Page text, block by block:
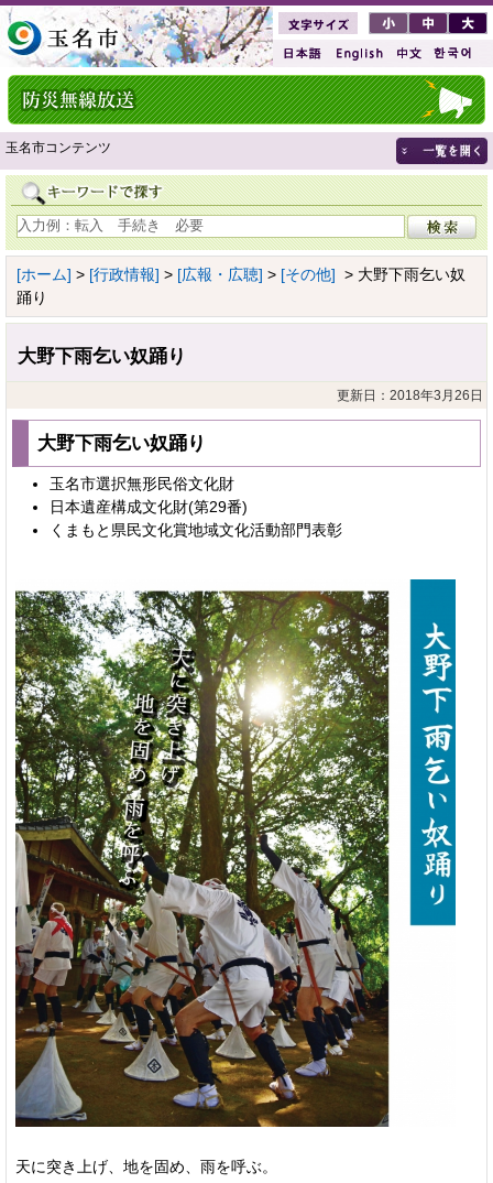
玉名市コンテンツ
[ホーム] > [行政情報] > [広報・広聴] > [その他] > 大野下雨乞い奴
踊り
大野下雨乞い奴踊り
更新日：2018年3月26日
大野下雨乞い奴踊り
玉名市選択無形民俗文化財
日本遺産構成文化財(第29番)
くまもと県民文化賞地域文化活動部門表彰
天に突き上げ、地を固め、雨を呼ぶ。